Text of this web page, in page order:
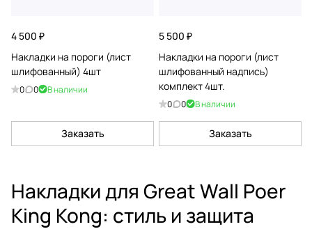
4 500 ₽
Накладки на пороги (лист
шлифованный) 4шт
0 0 В наличии
Заказать
5 500 ₽
Накладки на пороги (лист
шлифованный надпись)
комплект 4шт.
0 0 В наличии
Заказать
Накладки для Great Wall Poer
King Kong: стиль и защита